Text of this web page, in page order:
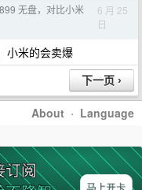
无盘，对比小米
6 月 25
日
小米的会卖爆
About · Language